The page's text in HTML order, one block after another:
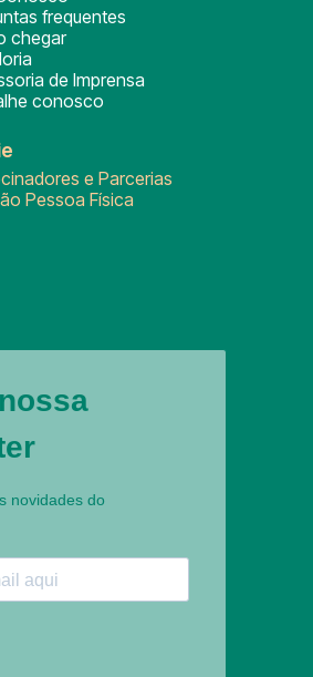
frequentes
chegar
de Imprensa
conosco
e Parcerias
Pessoa Física